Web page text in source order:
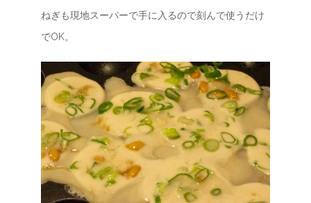
ねぎも現地スーパーで手に入るので刻んで使うだけ
でOK。